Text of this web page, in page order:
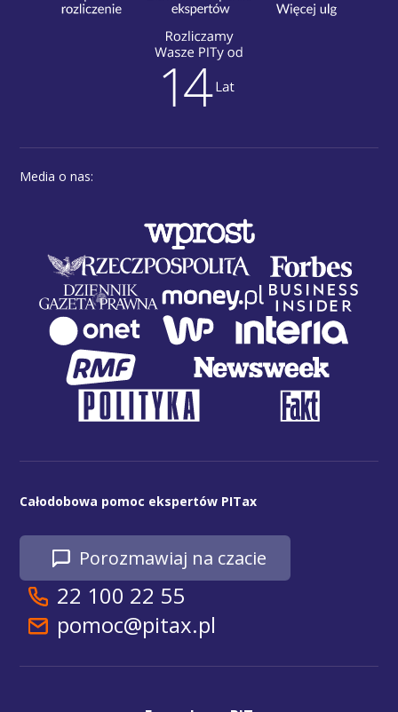
Media o nas:
Całodobowa pomoc ekspertów PITax
Porozmawiaj na czacie
22 100 22 55
pomoc@pitax.pl